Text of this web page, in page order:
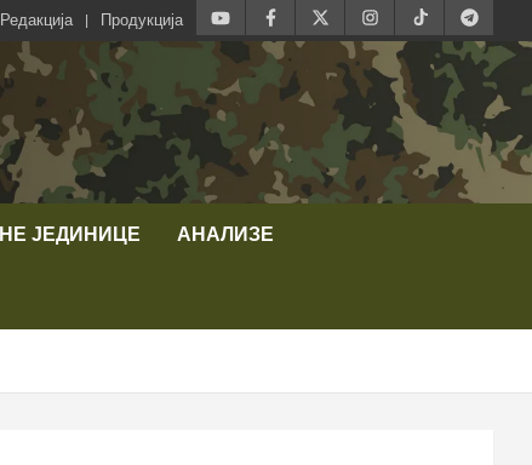
Редакција Продукција
ЈЕДИНИЦЕ АНАЛИЗЕ